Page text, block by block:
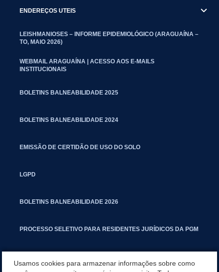
ENDEREÇOS UTEIS
LEISHMANIOSES – INFORME EPIDEMIOLÓGICO (ARAGUAÍNA –
TO, MAIO 2026)
WEBMAIL ARAGUAÍNA | ACESSO AOS E-MAILS
INSTITUCIONAIS
BOLETINS BALNEABILIDADE 2025
BOLETINS BALNEABILIDADE 2024
EMISSÃO DE CERTIDÃO DE USO DO SOLO
LGPD
BOLETINS BALNEABILIDADE 2026
PROCESSO SELETIVO PARA RESIDENTES JURÍDICOS DA PGM
Usamos cookies para armazenar informações sobre como